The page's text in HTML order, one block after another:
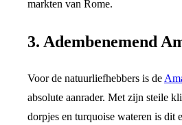
markten van Rome.
3. Adembenemend
Voor de natuurliefhebbers is de
absolute aanrader. Met zijn steile
dorpjes en turquoise wateren is dit